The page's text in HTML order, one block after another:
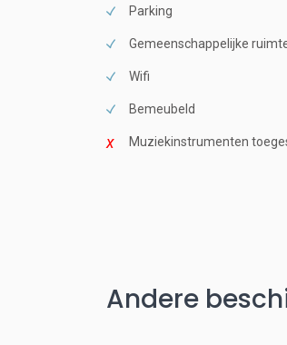
Parking
Gemeenschappelijke
Wifi
Bemeubeld
Muziekinstrumenten
Andere